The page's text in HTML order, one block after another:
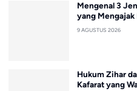
Mengenal 3
yang Mengajak
9 AGUSTUS 2026
Hukum Zihar
Kafarat yang